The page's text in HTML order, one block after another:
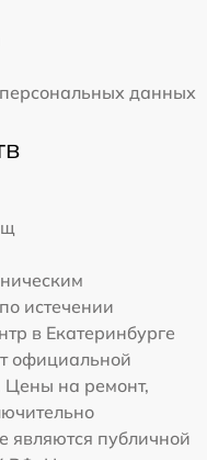
данных
истечении
в Екатеринбурге
официальной
Цены на ремонт,
являются публичной